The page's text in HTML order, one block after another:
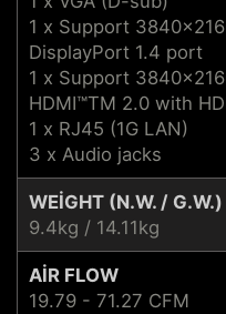
1 x Support
DisplayPort 1.4 port
1 x Support
HDMI™TM 2.0 with
1 x RJ45 (1G LAN)
3 x Audio jacks
WEIGHT (N.W. / G.W.)
9.4kg / 14.11kg
AIR FLOW
19.79 - 71.27 CFM